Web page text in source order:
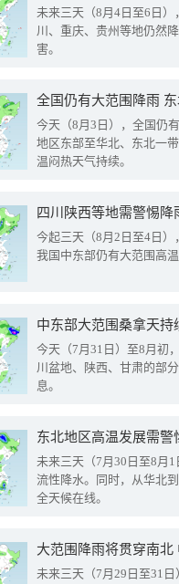
未来三天（8月4日至6日
川、重庆、贵州等地仍然
害。
全国仍有大范围降雨
今天（8月3日），全国仍
地区东部至华北、东北一
温闷热天气持续。
今起三天（8月2日至4日
我国中东部仍有大范围高
中东部大范围桑拿天
今天（7月31日）至8月初
川盆地、陕西、甘肃的部
息。
东北地区高温发展需
未来三天（7月30日至8月
流性降水。同时，从华北
全天候在线。
大范围降雨将贯穿南
未来三天（7月29日至31